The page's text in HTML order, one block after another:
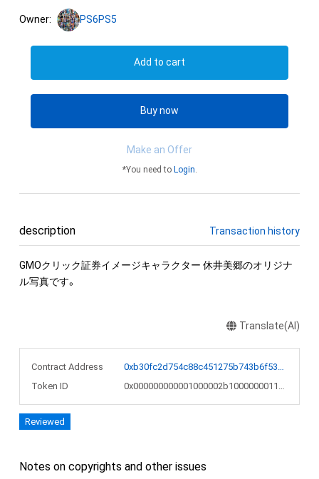
Owner: PS6PS5
Add to cart
Buy now
Make an Offer
*You need to Login.
description Transaction history
GMOクリック証券イメージキャラクター 休井美郷のオリジナ
ル写真です。
Translate(AI)
Contract Address
0xb30fc2d754c88c451275b743b6f530f19f643683
Token ID
0x000000000001000002b1000000011149
Reviewed
Notes on copyrights and other issues